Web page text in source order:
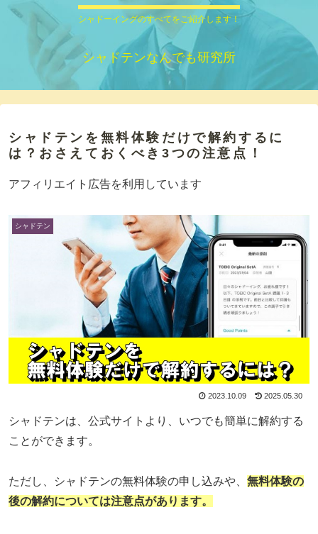
シャドーイングのすべてをご紹介します！
シャドテンなんでも研究所
シャドテンを無料体験だけで解約するに
は？おさえておくべき3つの注意点！
アフィリエイト広告を利用しています
シャドテン
2023.10.09 2025.05.30
シャドテンは、公式サイトより、いつでも簡単に解約する
ことができます。
ただし、シャドテンの無料体験の申し込みや、 無料体験の
後の解約については注意点があります。